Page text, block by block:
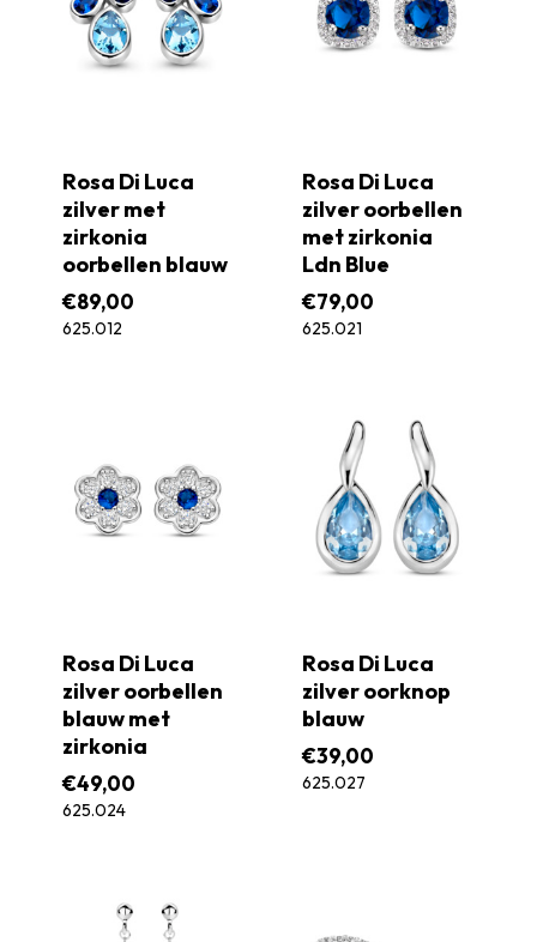
Rosa Di Luca
zilver met
zirkonia
oorbellen blauw
€89,00
625.012
Rosa Di Luca
zilver oorbellen
met zirkonia
Ldn Blue
€79,00
625.021
Rosa Di Luca
zilver oorbellen
blauw met
zirkonia
€49,00
625.024
Rosa Di Luca
zilver oorknop
blauw
€39,00
625.027